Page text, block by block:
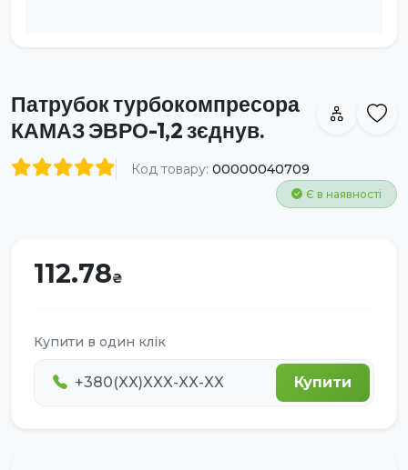
Патрубок турбокомпресора
КАМАЗ ЭВРО-1,2 зєднув.
Код товару: 00000040709
Є в наявності
112.78
Купити в один клік
Купити